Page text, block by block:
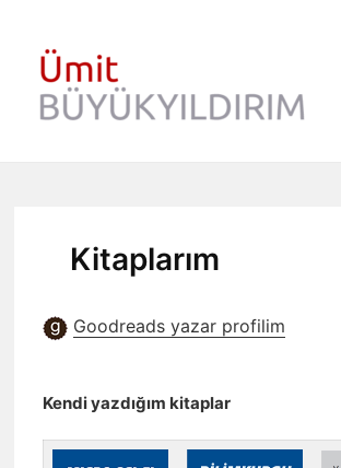
Kitaplarım
Goodreads yazar profilim
Kendi yazdığım kitaplar